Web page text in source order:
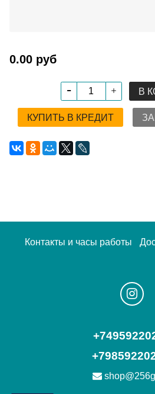
0.00 руб
В
КУПИТЬ В КРЕДИТ
Контакты и часы работы